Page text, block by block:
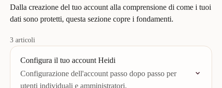
Dalla creazione del tuo account alla comprensione di come i tuoi
dati sono protetti, questa sezione copre i fondamenti.
3 articoli
Configura il tuo account Heidi
Configurazione dell'account passo dopo passo per
utenti individuali e amministratori.